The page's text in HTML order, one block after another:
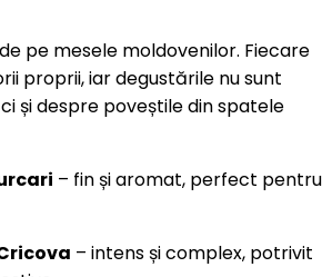
pe mesele moldovenilor. Fiecare
proprii, iar degustările nu sunt
și despre poveștile din spatele
– fin și aromat, perfect pentru
– intens și complex, potrivit